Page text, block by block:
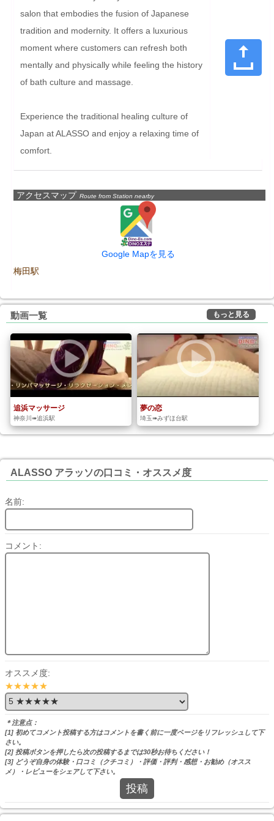
salon that embodies the fusion of Japanese
tradition and modernity. It offers a luxurious
moment where customers can refresh both
mentally and physically while feeling the history
of bath culture and massage.
Experience the traditional healing culture of
Japan at ALASSO and enjoy a relaxing time of
comfort.
アクセスマップ Route from Station nearby
Google Mapを見る
梅田駅
動画一覧 もっと見る
追浜マッサージ
神奈川➠追浜駅
夢の恋
埼玉➠みずほ台駅
ALASSO アラッソの口コミ・オススメ度
名前:
コメント:
オススメ度:
★★★★★
＊注意点：
[1] 初めてコメント投稿する方はコメントを書く前に一度ページをリフレッシュして下
さい。
[2] 投稿ボタンを押したら次の投稿するまでは30秒お待ちください！
[3] どうぞ自身の体験・口コミ（クチコミ）・評価・評判・感想・お勧め（オスス
メ）・レビューをシェアして下さい。
投稿